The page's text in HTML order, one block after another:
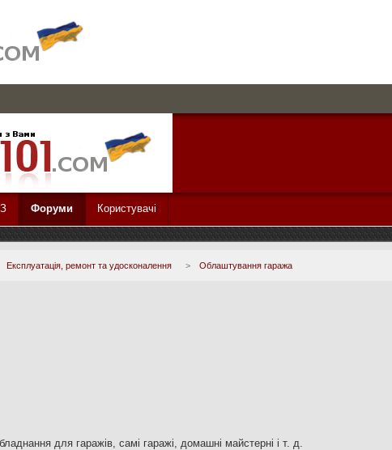
Форуми Користувачі
Експлуатація, ремонт та удосконалення > Облаштування гаража
для гаражів, самі гаражі, домашні майстерні і т. д.